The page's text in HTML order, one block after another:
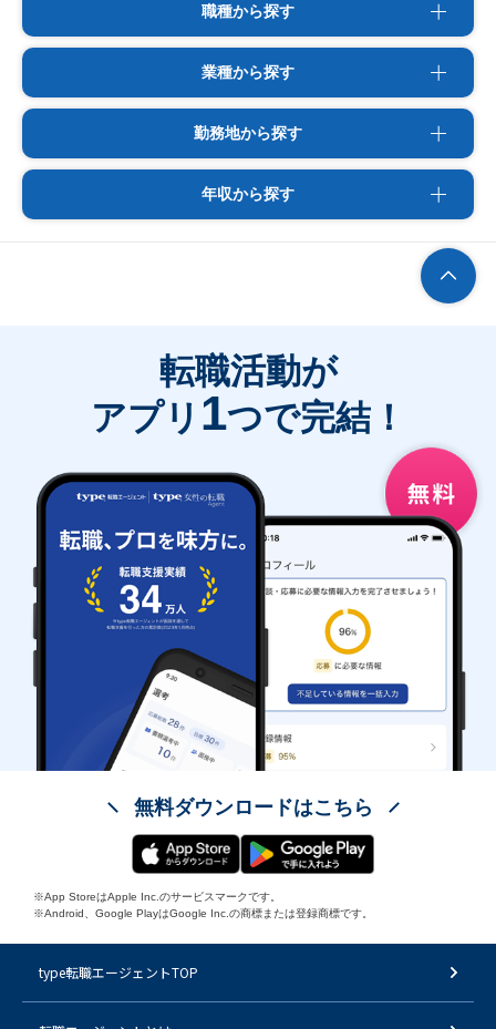
職種から探す
業種から探す
勤務地から探す
年収から探す
転職活動が
アプリ 1つで完結！
無料ダウンロードはこちら
※App StoreはApple Inc.のサービスマークです。
※Android、Google PlayはGoogle Inc.の商標または登録商標です。
type転職エージェントTOP